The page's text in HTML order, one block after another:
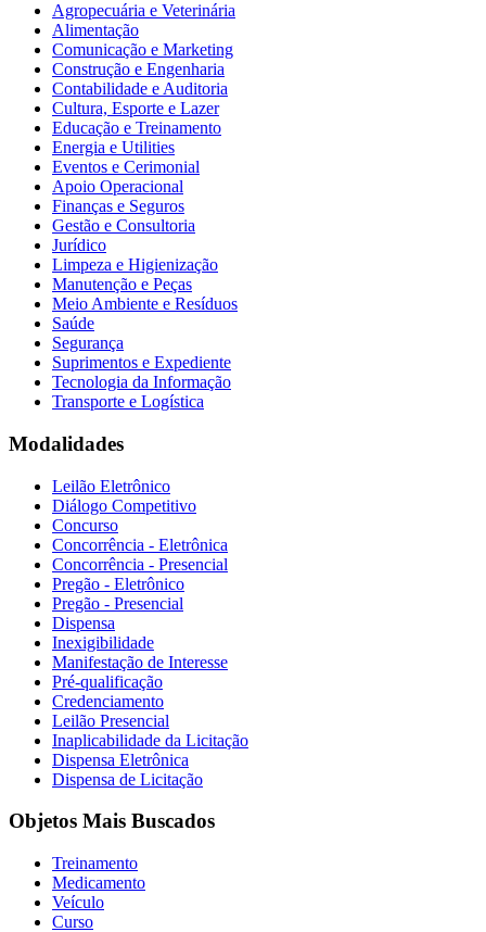
Agropecuária e Veterinária
Alimentação
Comunicação e Marketing
Construção e Engenharia
Contabilidade e Auditoria
Cultura, Esporte e Lazer
Educação e Treinamento
Energia e Utilities
Eventos e Cerimonial
Apoio Operacional
Finanças e Seguros
Gestão e Consultoria
Jurídico
Limpeza e Higienização
Manutenção e Peças
Meio Ambiente e Resíduos
Saúde
Segurança
Suprimentos e Expediente
Tecnologia da Informação
Transporte e Logística
Modalidades
Leilão Eletrônico
Diálogo Competitivo
Concurso
Concorrência - Eletrônica
Concorrência - Presencial
Pregão - Eletrônico
Pregão - Presencial
Dispensa
Inexigibilidade
Manifestação de Interesse
Pré-qualificação
Credenciamento
Leilão Presencial
Inaplicabilidade da Licitação
Dispensa Eletrônica
Dispensa de Licitação
Objetos Mais Buscados
Treinamento
Medicamento
Veículo
Curso